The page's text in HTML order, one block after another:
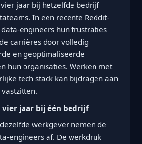
jaar bij hetzelfde bedrijf
In een recente Reddit-
data-engineers hun frustraties
carrières door volledig
en geoptimaliseerde
hun organisaties. Werken met
tech stack kan bijdragen aan
vier jaar bij één bedrijf
werkgever nemen de
engineers af. De werkdruk